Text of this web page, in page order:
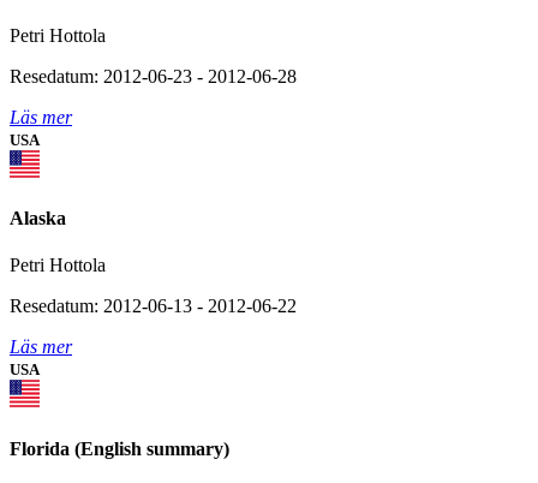
Petri Hottola
Resedatum: 2012-06-23 - 2012-06-28
Läs mer
USA
Alaska
Petri Hottola
Resedatum: 2012-06-13 - 2012-06-22
Läs mer
USA
Florida (English summary)